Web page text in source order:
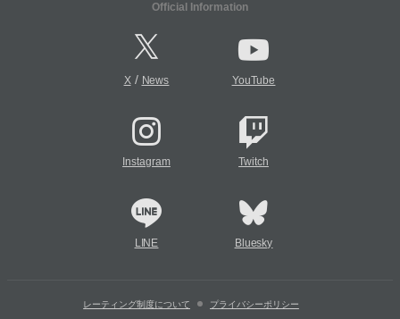
Official Information
X/ News YouTube
Instagram Twitch
LINE Bluesky
レーティング制度について プライバシーポリシー